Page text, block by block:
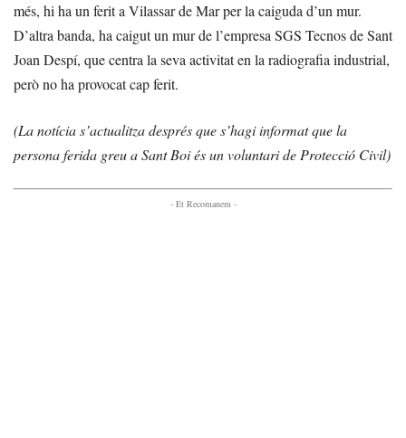
més, hi ha un ferit a Vilassar de Mar per la caiguda d’un mur.
D’altra banda, ha caigut un mur de l’empresa SGS Tecnos de Sant
Joan Despí, que centra la seva activitat en la radiografia industrial,
però no ha provocat cap ferit.
(La notícia s’actualitza després que s’hagi informat que la
persona ferida greu a Sant Boi és un voluntari de Protecció Civil)
- Et Recomanem -